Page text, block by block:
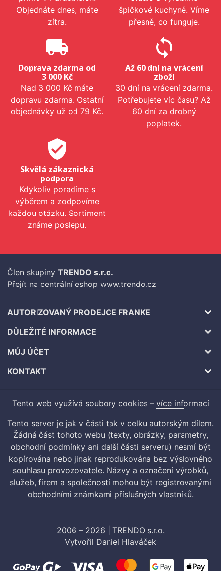
Objednáte dnes, máte
zítra.
špičkové kuchyně. Víme
přesně, co funguje.
local_shipping
Doprava zdarma od
3 000 Kč
Nad 3 000 Kč máte
dopravu zdarma. Ostatní
objednávky už od 79 Kč.
sync
Až 60 dní na vrácení
zboží
30 dní na vrácení zdarma.
Potřebujete víc času? Až
60 dní za drobný
poplatek.
verified_user
Skvělá zákaznická
podpora
Kdykoliv poradíme s
výběrem a zodpovíme
každou otázku. Sortiment
známe poslepu.
Člen skupiny TRENDO s.r.o.
Přejít na centrální eshop www.trendo.cz
AUTORIZOVANÝ PRODEJCE FRANKE
DŮLEŽITÉ INFORMACE
MŮJ ÚČET
KONTAKT
Tento web využívá soubory cookies – více informací
Tento server je jak v části tak v celku autorským dílem.
Žádná část tohoto webu (texty, obrázky, parametry,
obchodní podmínky ani další části serveru) nesmí být
kopírována nebo jinak reprodukována bez výslovného
souhlasu provozovatele. Názvy a označení výrobků,
služeb, firem a společností mohou být registrovanými
obchodními známkami příslušných vlastníků.
2006 – 2026 | TRENDO s.r.o.
Vytvořil Daniel Hlaváček